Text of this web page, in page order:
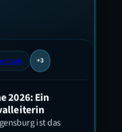
+3
Ein
ist das